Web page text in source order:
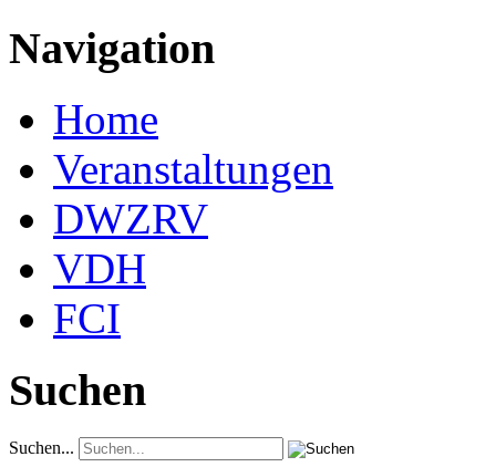
Navigation
Home
Veranstaltungen
DWZRV
VDH
FCI
Suchen
Suchen...